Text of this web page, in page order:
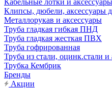
Кабельные лотки и аксессуары
Клипсы, дюбели, аксессуары
Металлорукав и аксессуары
Труба гладкая гибкая ПНД
Труба гладкая жесткая ПВХ
Труба гофрированная
Труба из стали, оцинк.стали
Трубка Кембрик
Бренды
Акции